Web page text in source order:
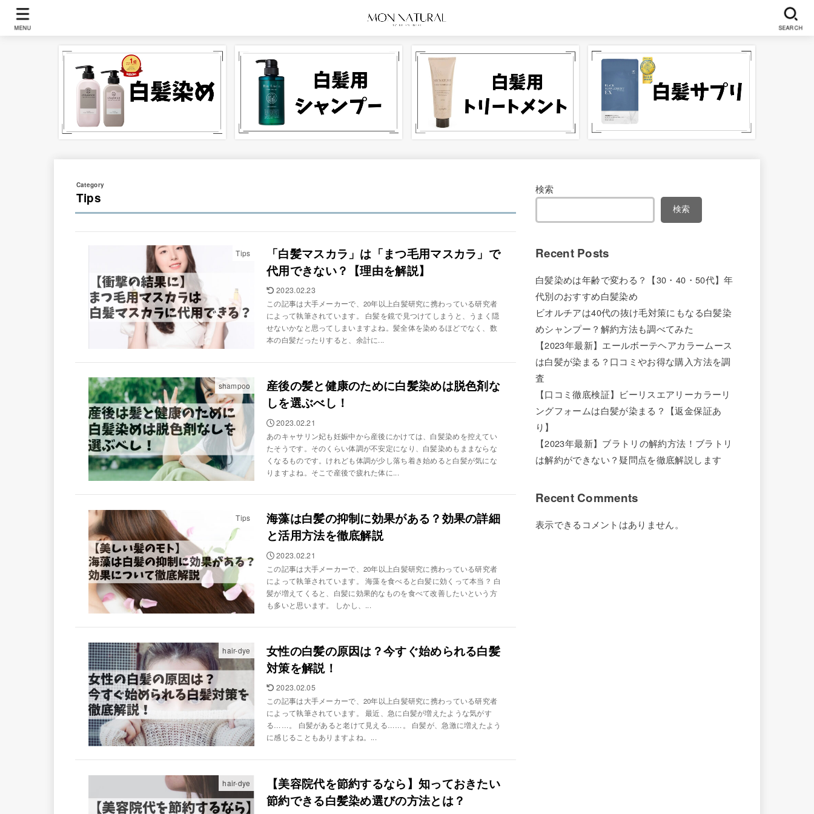
SEARCH
MENU
Tips
Tips
「白髪マスカラ」は「まつ毛用マスカラ」で
代用できない？【理由を解説】
2023.02.23
この記事は大手メーカーで、20年以上白髪研究に携わっている研究者
によって執筆されています。 白髪を鏡で見つけてしまうと、うまく隠
せないかなと思ってしまいますよね。髪全体を染めるほどでなく、数
本の白髪だったりすると、余計に...
shampoo
産後の髪と健康のために白髪染めは脱色剤な
しを選ぶべし！
2023.02.21
あのキャサリン妃も妊娠中から産後にかけては、白髪染めを控えてい
たそうです。そのくらい体調が不安定になり、白髪染めもままならな
くなるものです。けれども体調が少し落ち着き始めると白髪が気にな
りますよね。そこで産後で疲れた体に...
Tips
海藻は白髪の抑制に効果がある？効果の詳細
と活用方法を徹底解説
2023.02.21
この記事は大手メーカーで、20年以上白髪研究に携わっている研究者
によって執筆されています。 海藻を食べると白髪に効くって本当？ 白
髪が増えてくると、白髪に効果的なものを食べて改善したいという方
も多いと思います。 しかし、...
hair-dye
女性の白髪の原因は？今すぐ始められる白髪
対策を解説！
2023.02.05
この記事は大手メーカーで、20年以上白髪研究に携わっている研究者
によって執筆されています。 最近、急に白髪が増えたような気がす
る……。 白髪があると老けて見える……。 白髪が、急激に増えたよう
に感じることもありますよね。...
hair-dye
【美容院代を節約するなら】知っておきたい
節約できる白髪染め選びの方法とは？
検索
検索
Recent Posts
白髪染めは年齢で変わる？【30・40・50代】年
代別のおすすめ白髪染め
ビオルチアは40代の抜け毛対策にもなる白髪染
めシャンプー？解約方法も調べてみた
【2023年最新】エールボーテヘアカラームース
は白髪が染まる？口コミやお得な購入方法を調
査
【口コミ徹底検証】ビーリスエアリーカラーリ
ングフォームは白髪が染まる？【返金保証あ
り】
【2023年最新】ブラトリの解約方法！ブラトリ
は解約ができない？疑問点を徹底解説します
Recent Comments
表示できるコメントはありません。